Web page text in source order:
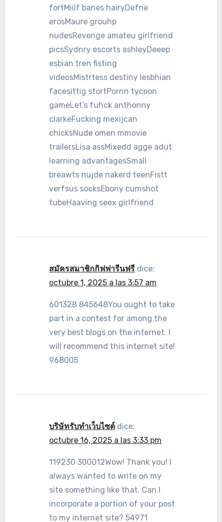
fortMiilf banes hairyDefne
erosMaure grouhp
nudesRevenge amateu girlfriend
picsSydnry escorts ashleyDeeep
esbian tren fisting
videosMistrtess destiny lesbhian
facesittig stortPornn tycoon
gameLet’s fuhck anthonny
clarkeFucking mexijcan
chicksNude omen mmovie
trailersLisa assMixedd agge adut
learning advantagesSmall
breawts nujde nakerd teenFistt
verfsus socksEbony cumshot
tubeHaaving seex girlfriend
สมัครสมาชิกกิฟฟารีนฟรี dice:
octubre 1, 2025 a las 3:57 am
601328 845648You ought to take
part in a contest for among the
very best blogs on the internet. I
will recommend this internet site!
968005
บริษัทรับทำเว็บไซต์ dice:
octubre 16, 2025 a las 3:33 pm
119230 300012Wow! Thank you! I
always wanted to write on my
site something like that. Can I
incorporate a portion of your post
to my internet site? 54971